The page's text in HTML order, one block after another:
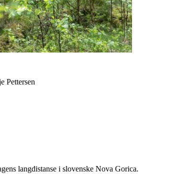
Pettersen
langdistanse i slovenske Nova Gorica.